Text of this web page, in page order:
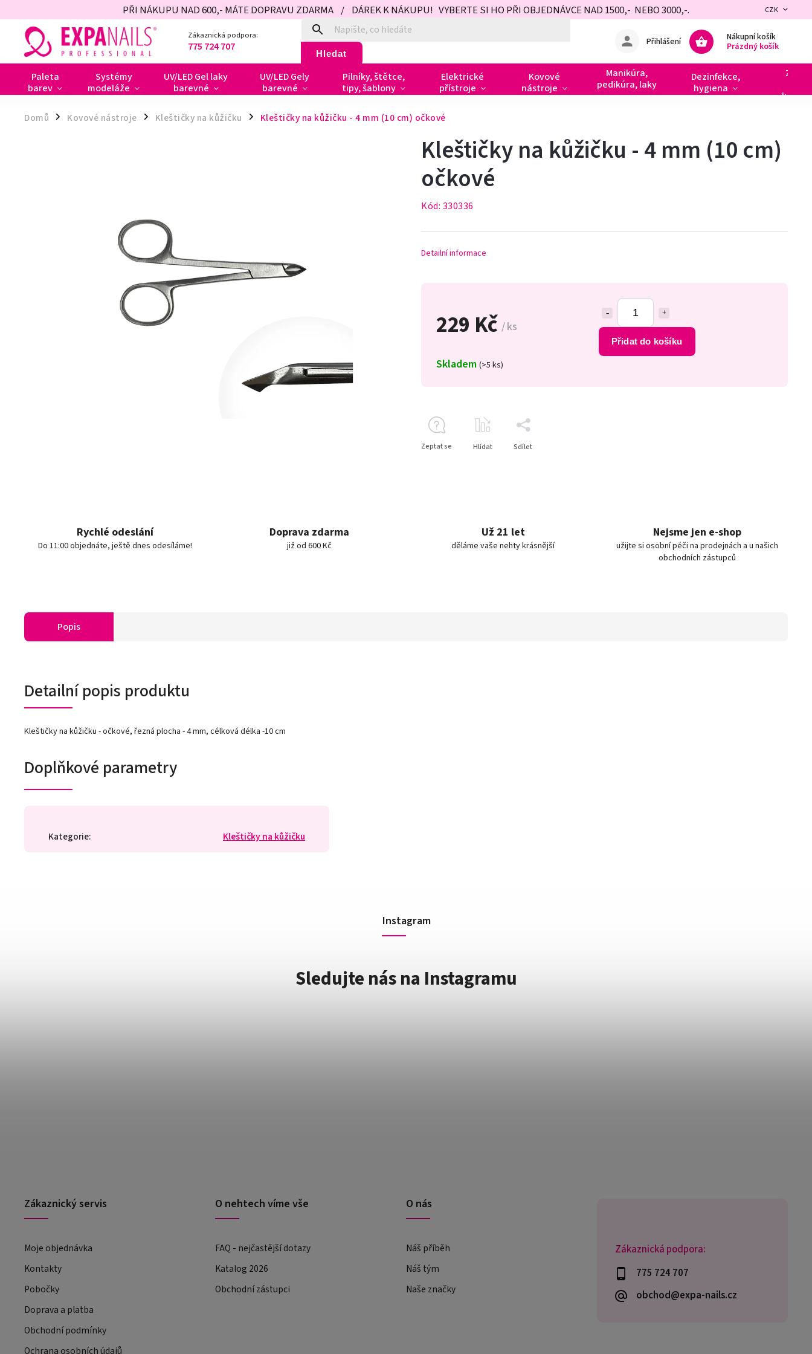
PŘI NÁKUPU NAD 600,- MÁTE DOPRAVU ZDARMA / DÁREK K NÁKUPU! VYBERTE SI HO PŘI OBJEDNÁVCE NAD 1500,- NEBO 3000,-. CZK
Zákaznická podpora:
775 724 707 Hledat
Nákupní košík
Prázdný košík
Přihlášení
Paleta
barev
Systémy
modeláže
UV/LED Gel laky
barevné
UV/LED Gely
barevné
Pilníky, štětce,
tipy, šablony
Elektrické
přístroje
Kovové
nástroje
Manikúra,
pedikúra, laky
Dezinfekce,
hygiena
Domů / Kovové nástroje / Kleštičky na kůžičku / Kleštičky na kůžičku - 4 mm (10 cm) očkové
229 Kč / ks
Přidat do košíku
Skladem (>5 ks)
Kleštičky na kůžičku - 4 mm (10 cm)
očkové
Kód: 330336
Detailní informace
Zeptat se Hlídat Sdílet
Rychlé odeslání
Do 11:00 objednáte, ještě dnes odesíláme!
Doprava zdarma
již od 600 Kč
Už 21 let
děláme vaše nehty krásnější
Nejsme jen e-shop
užijte si osobní péči na prodejnách a u našich
obchodních zástupců
Popis
Detailní popis produktu
Kleštičky na kůžičku - očkové, řezná plocha - 4 mm, célková délka -10 cm
Doplňkové parametry
Kategorie: Kleštičky na kůžičku
Zákaznická podpora:
775 724 707
obchod@expa-nails.cz
Instagram
Sledujte nás na Instagramu
Zákaznický servis
Moje objednávka
Kontakty
Pobočky
Doprava a platba
Obchodní podmínky
Ochrana osobních údajů
O nehtech víme vše
FAQ - nejčastější dotazy
Katalog 2026
Obchodní zástupci
O nás
Náš příběh
Náš tým
Naše značky